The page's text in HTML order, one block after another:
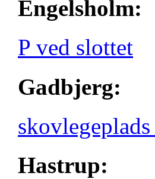
Engelsholm:
P ved slottet
Gadbjerg:
Hastrup: